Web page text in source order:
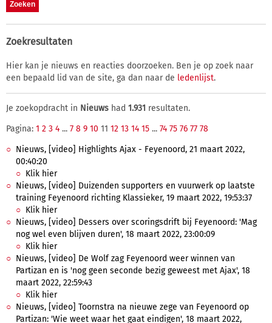
Zoekresultaten
Hier kan je nieuws en reacties doorzoeken. Ben je op zoek naar
een bepaald lid van de site, ga dan naar de ledenlijst.
Je zoekopdracht in Nieuws had 1.931 resultaten.
Pagina: 1 2 3 4 ... 7 8 9 10 11 12 13 14 15 ... 74 75 76 77 78
Nieuws, [video] Highlights Ajax - Feyenoord, 21 maart 2022,
00:40:20
Klik hier
Nieuws, [video] Duizenden supporters en vuurwerk op laatste
training Feyenoord richting Klassieker, 19 maart 2022, 19:53:37
Klik hier
Nieuws, [video] Dessers over scoringsdrift bij Feyenoord: 'Mag
nog wel even blijven duren', 18 maart 2022, 23:00:09
Klik hier
Nieuws, [video] De Wolf zag Feyenoord weer winnen van
Partizan en is 'nog geen seconde bezig geweest met Ajax', 18
maart 2022, 22:59:43
Klik hier
Nieuws, [video] Toornstra na nieuwe zege van Feyenoord op
Partizan: 'Wie weet waar het gaat eindigen', 18 maart 2022,